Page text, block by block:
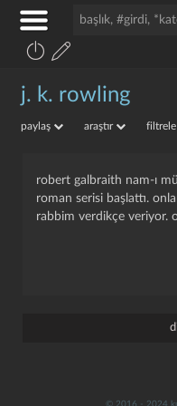
j. k. rowling
paylaş araştır filtrele
robert galbraith nam-ı
roman serisi başlattı.
rabbim verdikçe veriyor.
© 2016 - 2024